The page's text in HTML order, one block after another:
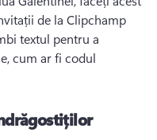
de la Clipchamp
textul pentru a
cum ar fi codul